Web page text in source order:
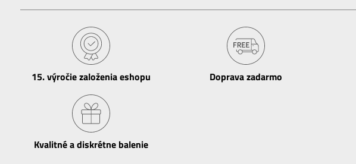
15​. výročie založenia eshopu Doprava zadarmo
Kvalitné a diskrétne balenie